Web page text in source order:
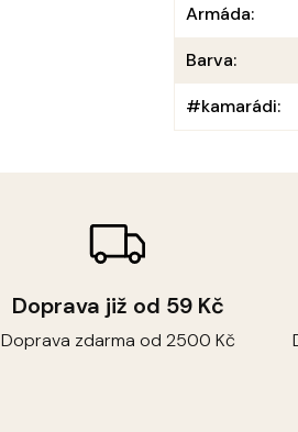
Doprava již od 59 Kč
Doprava zdarma od 2500 Kč
Armáda:
Barva:
#kamarádi: